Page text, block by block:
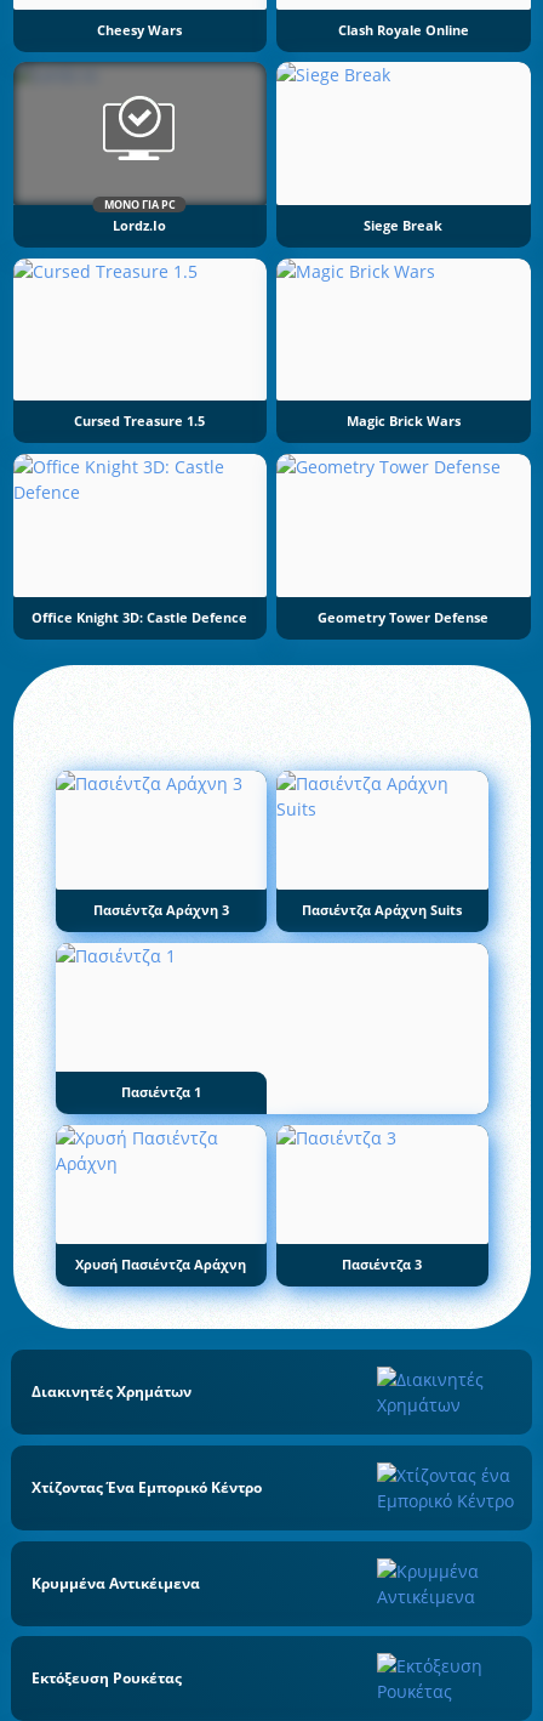
Cheesy Wars Clash Royale Online
ΜΌΝΟ ΓΙΑ PC
Lordz.io Siege Break
Cursed Treasure 1.5 Magic Brick Wars
Office Knight 3D: Castle Defence Geometry Tower Defense
Πασιέντζα Αράχνη 3 Πασιέντζα Αράχνη Suits
Πασιέντζα 1
Χρυσή Πασιέντζα Αράχνη Πασιέντζα 3
Διακινητές Χρημάτων
Χτίζοντας Ένα Εμπορικό Κέντρο
Κρυμμένα Αντικέιμενα
Εκτόξευση Ρουκέτας